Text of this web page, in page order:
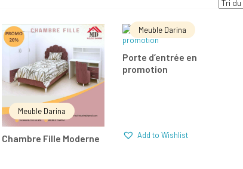
Meuble Darina
Chambre Fille Moderne
LIRE LA SUITE
Add to Wishlist
Comparer
Meuble Darina
Porte d’entrée en
promotion
LIRE LA SUITE
Add to Wishlist
Add to Wishlist